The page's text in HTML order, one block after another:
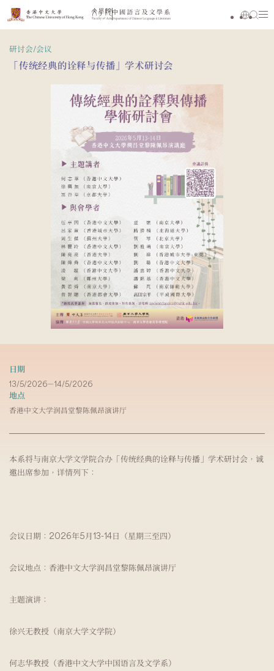
研讨会/会议
「传统经典的诠释与传播」学术研讨会
日期
13/5/2026－14/5/2026
地点
香港中文大学润昌堂黎陈佩昂演讲厅
本系将与南京大学文学院合办「传统经典的诠释与传播」学术研讨会，诚
邀出席参加，详情列下：
会议日期：2026年5月13-14日（星期三至四）
会议地点：香港中文大学润昌堂黎陈佩昂演讲厅
主题演讲：
徐兴无教授（南京大学文学院）
何志华教授（香港中文大学中国语言及文学系）